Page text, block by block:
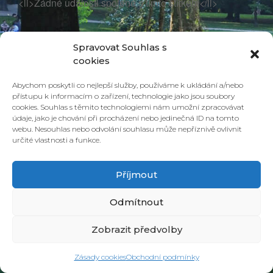
Spravovat Souhlas s
cookies
Abychom poskytli co nejlepší služby, používáme k ukládání a/nebo
přístupu k informacím o zařízení, technologie jako jsou soubory
cookies. Souhlas s těmito technologiemi nám umožní zpracovávat
údaje, jako je chování při procházení nebo jedinečná ID na tomto
webu. Nesouhlas nebo odvolání souhlasu může nepříznivě ovlivnit
určité vlastnosti a funkce.
Příjmout
Odmítnout
Zobrazit předvolby
Zásady cookiesObchodní podmínky
© 2026 PONAVA CAFÉ & RESTAURANT |